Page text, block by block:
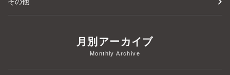
その他
月別アーカイブ
Monthly Archive